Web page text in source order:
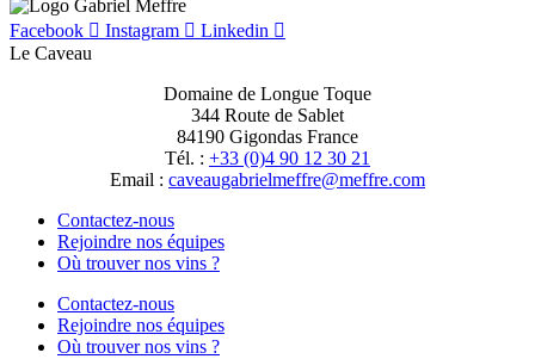
Facebook Instagram
Linkedin
Le Caveau
Domaine de Longue Toque
344 Route de Sablet
84190 Gigondas France
Tél. : +33 (0)4 90 12 30 21
Email : moc.erffem@erffemleirbaguaevac
Contactez-nous
Rejoindre nos équipes
Où trouver nos vins ?
Contactez-nous
Rejoindre nos équipes
Où trouver nos vins ?